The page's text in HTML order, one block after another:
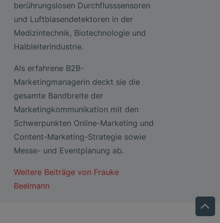
berührungslosen Durchflusssensoren
und Luftblasendetektoren in der
Medizintechnik, Biotechnologie und
Halbleiterindustrie.
Als erfahrene B2B-
Marketingmanagerin deckt sie die
gesamte Bandbreite der
Marketingkommunikation mit den
Schwerpunkten Online-Marketing und
Content-Marketing-Strategie sowie
Messe- und Eventplanung ab.
Weitere Beiträge von Frauke
Beelmann